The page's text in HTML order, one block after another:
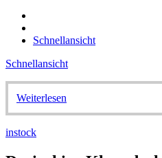
Schnellansicht
Schnellansicht
Weiterlesen
instock